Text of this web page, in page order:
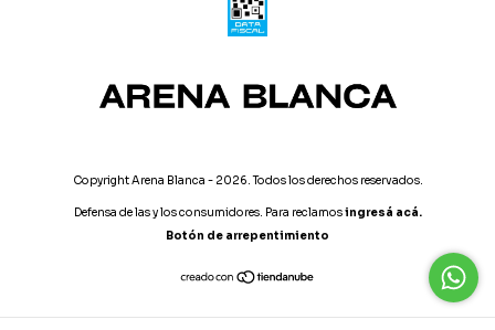
Copyright Arena Blanca - 2026. Todos los derechos reservados.
Defensa de las y los consumidores. Para reclamosingresá acá.
Botón de arrepentimiento